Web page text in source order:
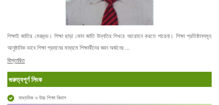
শিক্ষাই জাতির মেরুদন্ড। শিক্ষা ছাড়া কোন জাতি উন্নতির শিখরে আরোহন করতে পারেনা। শিক্ষা প্রতিষ্ঠানসমূহ
আনুষ্ঠানিক ভাবে শিক্ষা প্রদানের মাধ্যমে শিক্ষার্থীদের জ্ঞান অর্জনের ...
বিস্তারিত
গুরুত্বপূর্ণ লিংক
মাধ্যমিক ও উচ্চ শিক্ষা বিভাগ